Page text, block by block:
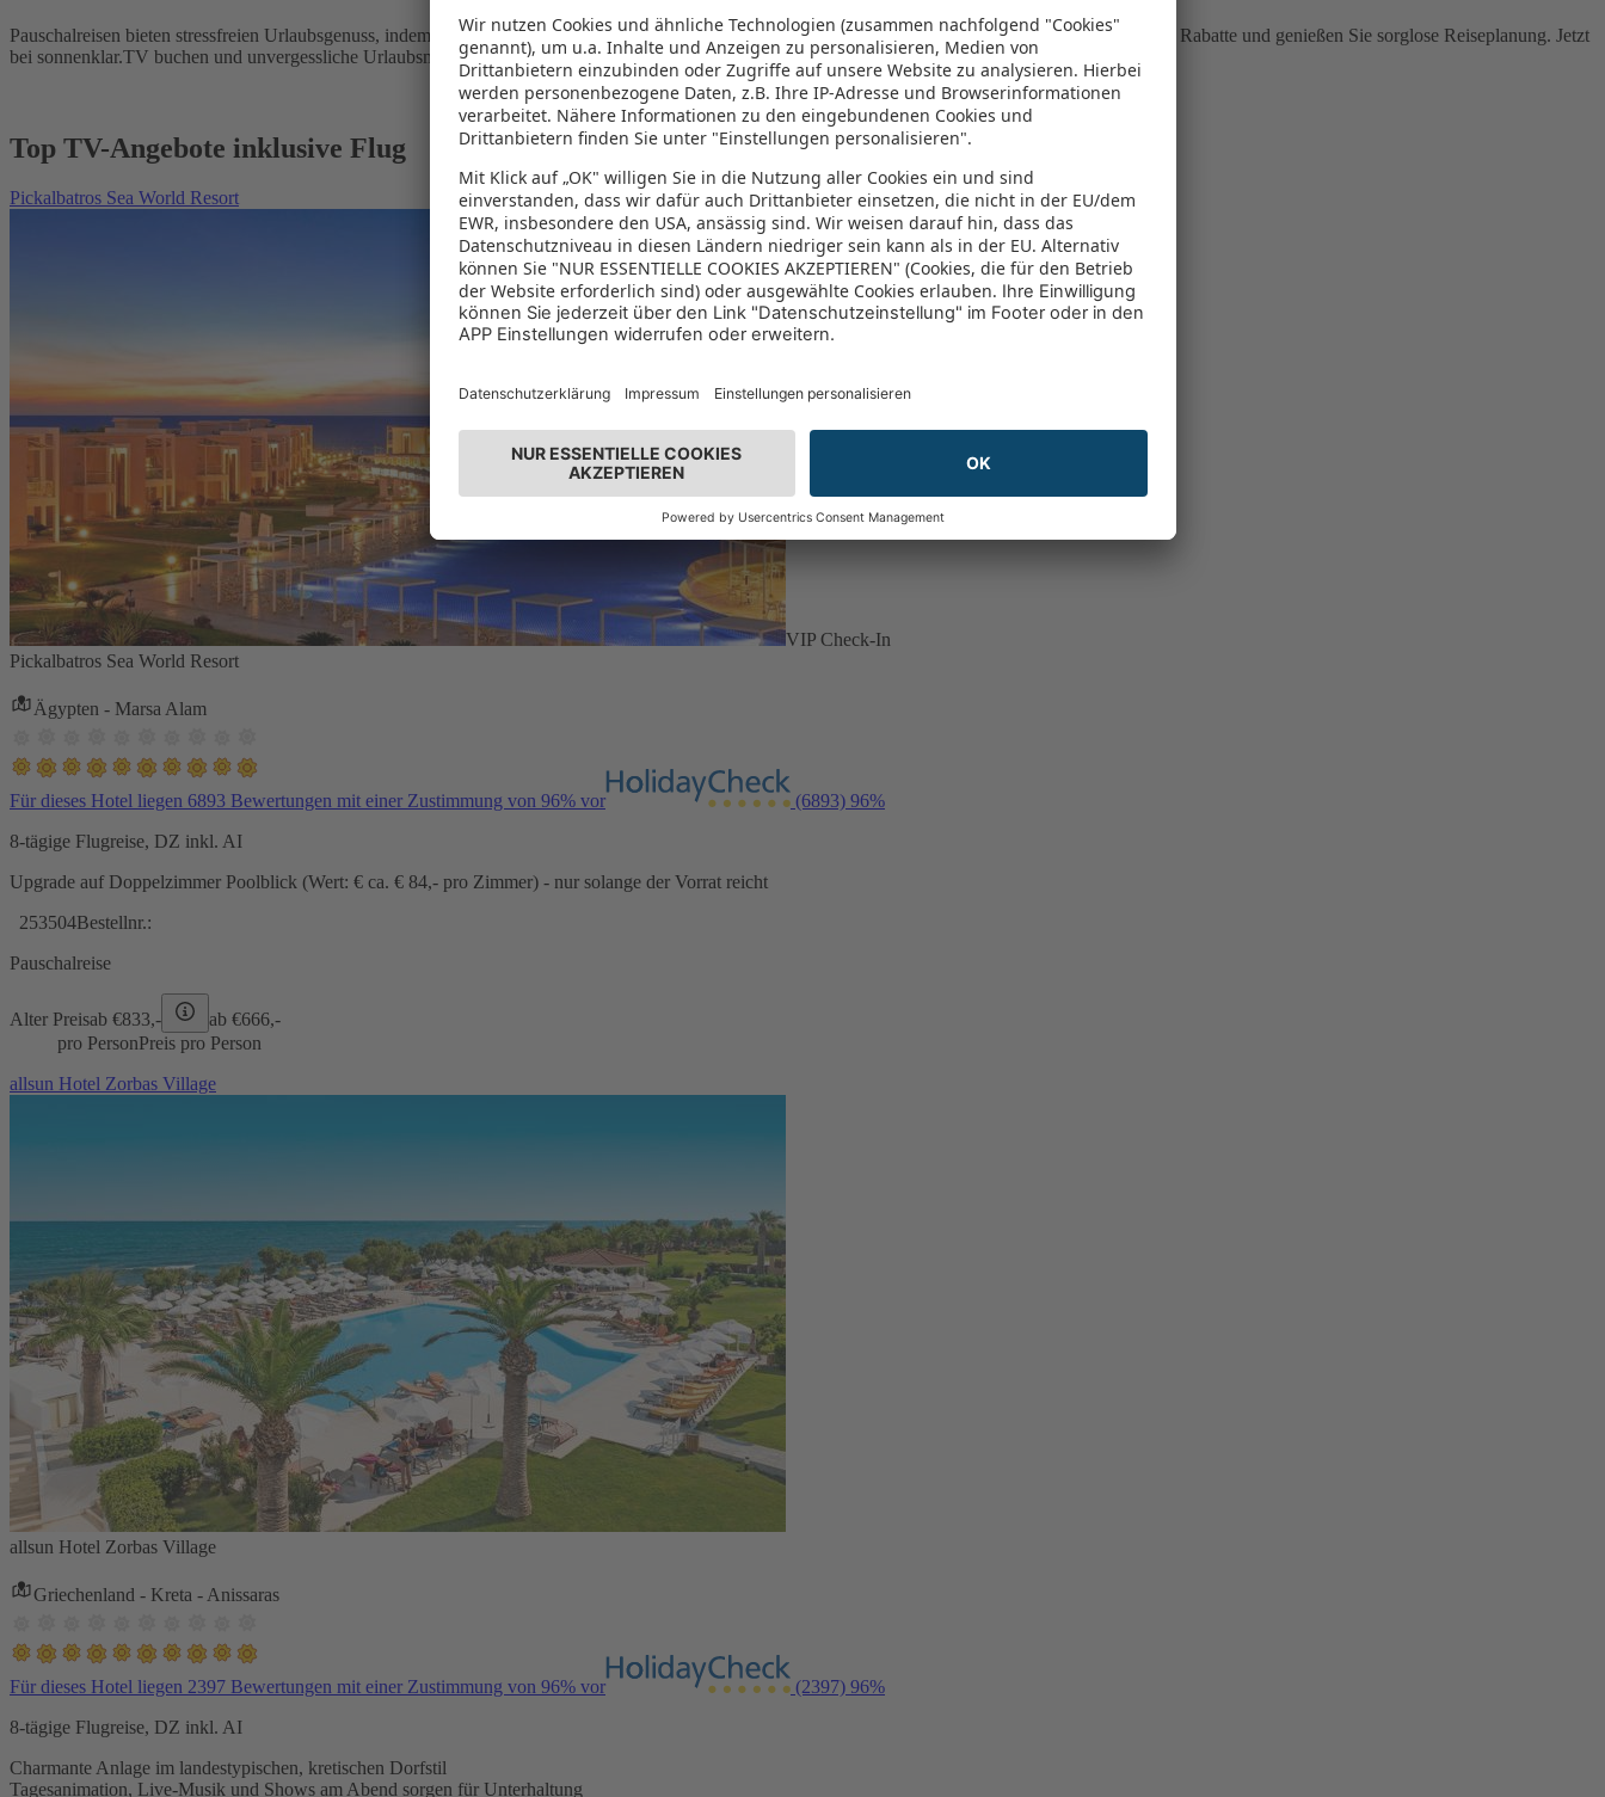
Pauschalreisen bieten stressfreien Urlaubsgenuss, indem Flug und Hotel in einem Paket kombiniert werden – das spart Zeit und Geld. Nutzen Sie attraktive Rabatte und genießen Sie sorglose Reiseplanung. Jetzt
bei sonnenklar.TV buchen und unvergessliche Urlaubsmomente erleben!
Top TV-Angebote inklusive Flug
Pickalbatros Sea World Resort
VIP Check-In
Pickalbatros Sea World Resort
Ägypten - Marsa Alam
Für dieses Hotel liegen 6893 Bewertungen mit einer Zustimmung von 96% vor (6893) 96%
8-tägige Flugreise, DZ inkl. AI
Upgrade auf Doppelzimmer Poolblick (Wert: € ca. € 84,- pro Zimmer) - nur solange der Vorrat reicht
253504Bestellnr.:
Pauschalreise
Alter Preisab €833,- ab €666,-
pro PersonPreis pro Person
allsun Hotel Zorbas Village
allsun Hotel Zorbas Village
Griechenland - Kreta - Anissaras
Für dieses Hotel liegen 2397 Bewertungen mit einer Zustimmung von 96% vor (2397) 96%
8-tägige Flugreise, DZ inkl. AI
Charmante Anlage im landestypischen, kretischen Dorfstil
Tagesanimation, Live-Musik und Shows am Abend sorgen für Unterhaltung